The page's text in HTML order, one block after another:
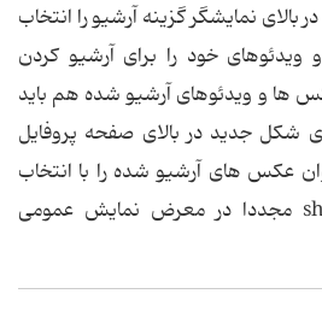
بالای نمایشگر گزینه آرشیو را انتخاب
خود را برای آرشیو کردن
ها و ویدئوهای آرشیو شده هم باید
شکل جدید در بالای صفحه پروفایل
عکس های آرشیو شده را با انتخاب
گزینه show on profile مجددا در معرض نمایش عمومی